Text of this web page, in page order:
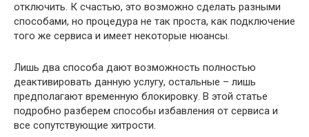
отключить. К счастью, это возможно сделать разными
способами, но процедура не так проста, как подключение
того же сервиса и имеет некоторые нюансы.
Лишь два способа дают возможность полностью
деактивировать данную услугу, остальные – лишь
предполагают временную блокировку. В этой статье
подробно разберем способы избавления от сервиса и
все сопутствующие хитрости.